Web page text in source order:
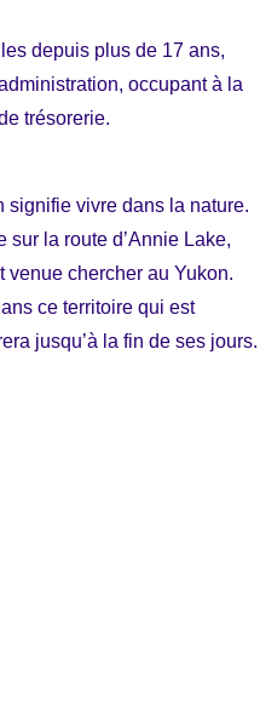
depuis plus de 17 ans,
occupant à la
trésorerie.
signifie vivre dans la nature.
la route d’Annie Lake,
venue chercher au Yukon.
ce territoire qui est
jusqu’à la fin de ses jours.